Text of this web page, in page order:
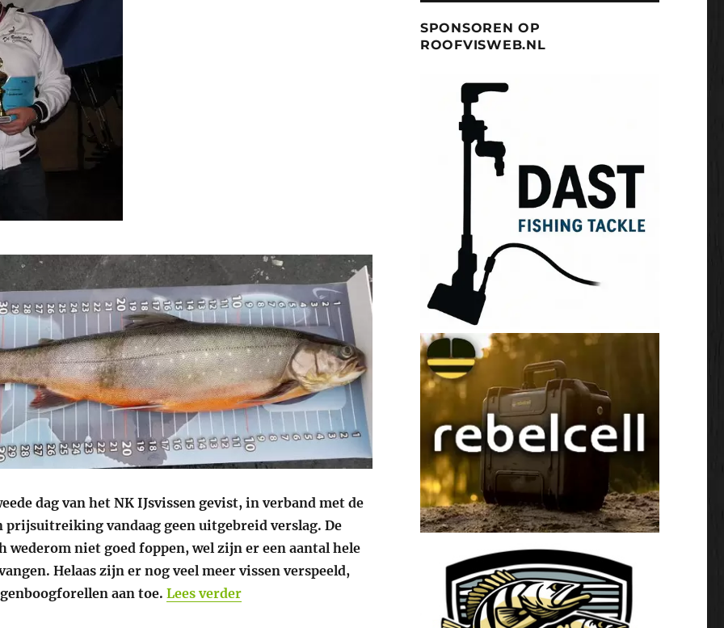
dag van het NK IJsvissen gevist, in verband met de
vandaag geen uitgebreid verslag. De
wederom niet goed foppen, wel zijn er een aantal hele
Helaas zijn er nog veel meer vissen verspeeld,
aan toe. Lees verder“NK IJsvissen tweede dag en einduitslag.”
SPONSOREN OP
ROOFVISWEB.NL